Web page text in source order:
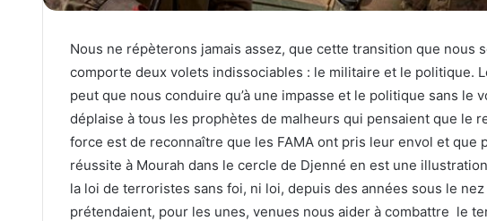
Nous ne répèterons jamais assez, que cette transition que nous
comporte deux volets indissociables : le militaire et le politique.
peut que nous conduire qu’à une impasse et le politique sans le
déplaise à tous les prophètes de malheurs qui pensaient que le
force est de reconnaître que les FAMA ont pris leur envol et que
réussite à Mourah dans le cercle de Djenné en est une
la loi de terroristes sans foi, ni loi, depuis des années sous le
prétendaient, pour les unes, venues nous aider à combattre le